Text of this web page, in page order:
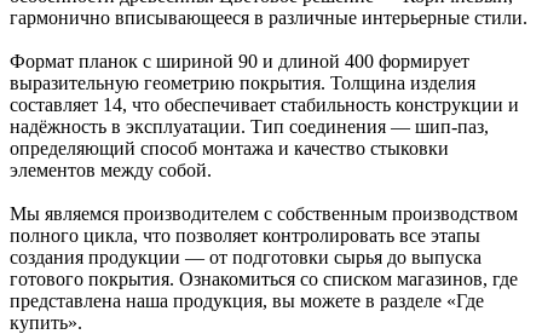
гармонично вписывающееся в различные интерьерные стили.
Формат планок с шириной 90 и длиной 400 формирует
выразительную геометрию покрытия. Толщина изделия
составляет 14, что обеспечивает стабильность конструкции и
надёжность в эксплуатации. Тип соединения — шип-паз,
определяющий способ монтажа и качество стыковки
элементов между собой.
Мы являемся производителем с собственным производством
полного цикла, что позволяет контролировать все этапы
создания продукции — от подготовки сырья до выпуска
готового покрытия. Ознакомиться со списком магазинов, где
представлена наша продукция, вы можете в разделе «Где
купить».